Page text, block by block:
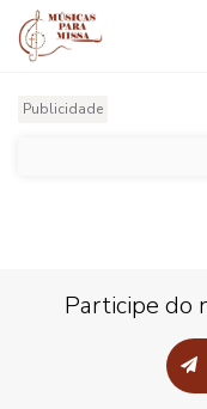
Publicidade
Participe do